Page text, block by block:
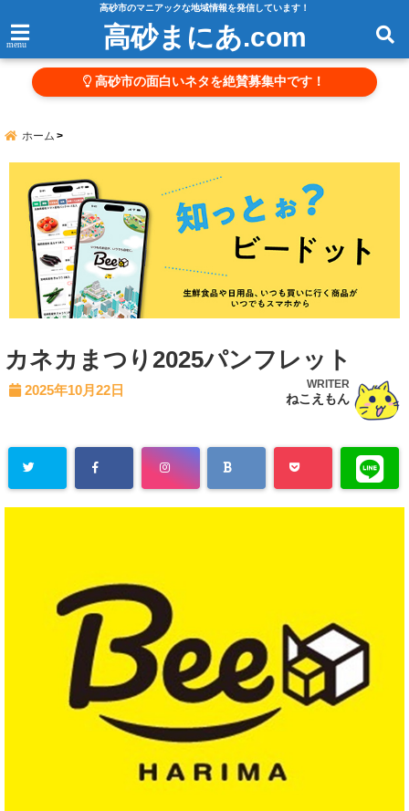
高砂市のマニアックな地域情報を発信しています！
menu 高砂まにあ.com
高砂市の面白いネタを絶賛募集中です！
ホーム
カネカまつり2025パンフレット
2025年10月22日 WRITER
ねこえもん